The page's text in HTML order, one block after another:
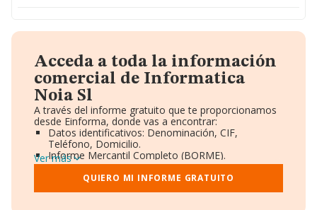
Acceda a toda la información
comercial de Informatica
Noia Sl
A través del informe gratuito que te proporcionamos
desde Einforma, donde vas a encontrar:
Datos identificativos: Denominación, CIF,
Teléfono, Domicilio.
Informe Mercantil Completo (BORME).
Gráficos de Evolución Ventas y Empleados.
Consejo de Administración y Administradores.
Directivos y Ejecutivos.
Ver más
QUIERO MI INFORME GRATUITO